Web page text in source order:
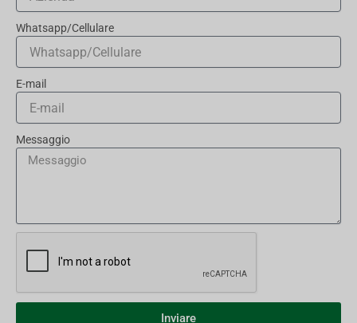
Whatsapp/Cellulare
E-mail
Messaggio
Inviare